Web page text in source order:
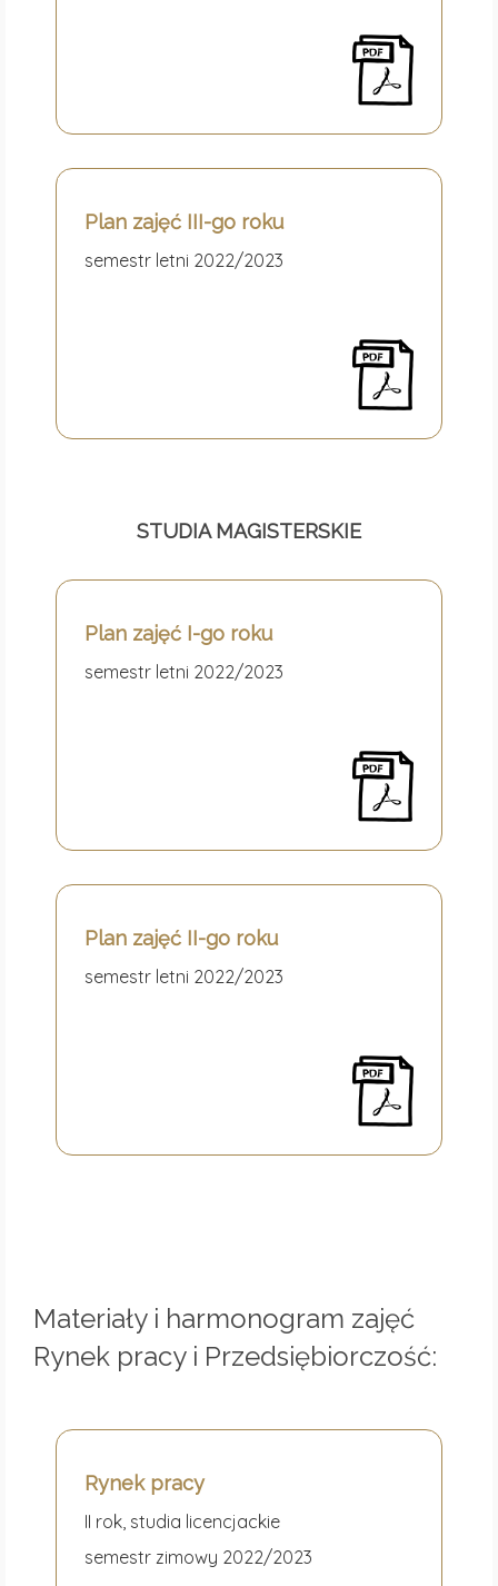
Plan zajęć III-go roku
semestr letni 2022/2023
STUDIA MAGISTERSKIE
Plan zajęć I-go roku
semestr letni 2022/2023
Plan zajęć II-go roku
semestr letni 2022/2023
Materiały i harmonogram zajęć
Rynek pracy i Przedsiębiorczość:
Rynek pracy
II rok, studia licencjackie
semestr zimowy 2022/2023